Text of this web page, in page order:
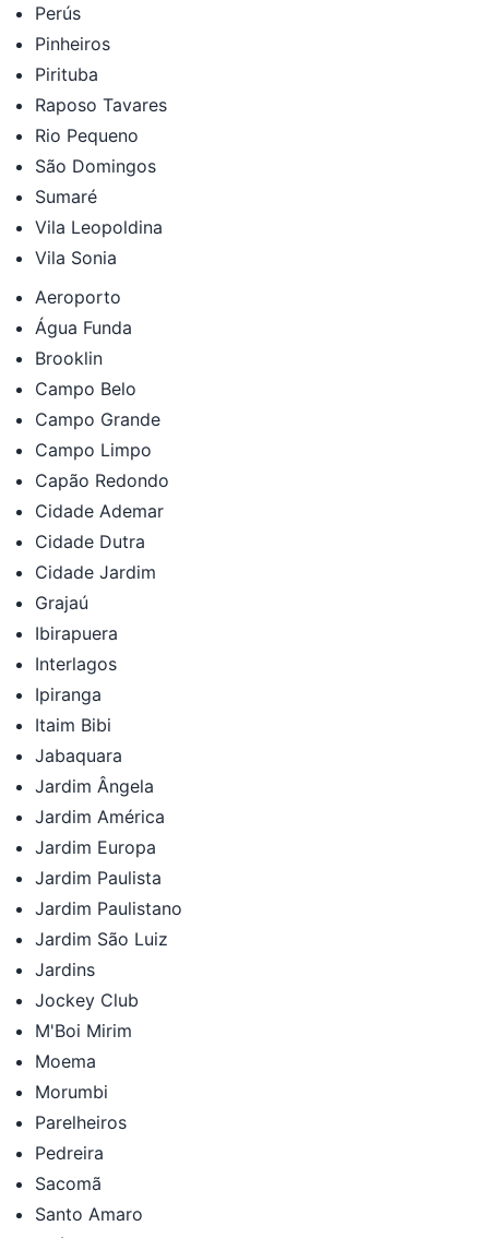
Perús
Pinheiros
Pirituba
Raposo Tavares
Rio Pequeno
São Domingos
Sumaré
Vila Leopoldina
Vila Sonia
Aeroporto
Água Funda
Brooklin
Campo Belo
Campo Grande
Campo Limpo
Capão Redondo
Cidade Ademar
Cidade Dutra
Cidade Jardim
Grajaú
Ibirapuera
Interlagos
Ipiranga
Itaim Bibi
Jabaquara
Jardim Ângela
Jardim América
Jardim Europa
Jardim Paulista
Jardim Paulistano
Jardim São Luiz
Jardins
Jockey Club
M'Boi Mirim
Moema
Morumbi
Parelheiros
Pedreira
Sacomã
Santo Amaro